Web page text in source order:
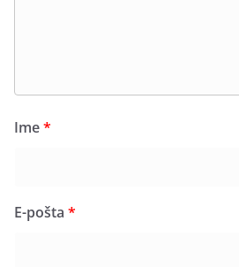
Ime*
E-pošta *